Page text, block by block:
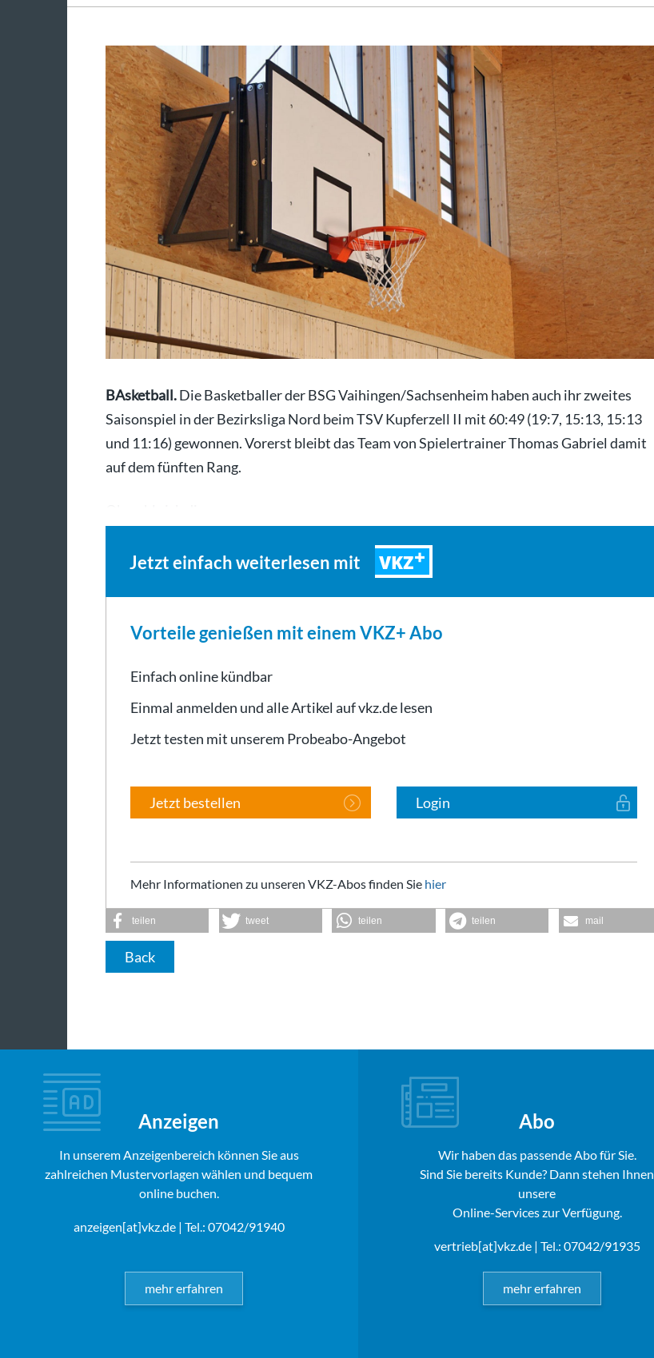
BAsketball.Die Basketballer der BSG Vaihingen/Sachsenheim haben auch ihr zweites
Saisonspiel in der Bezirksliga Nord beim TSV Kupferzell II mit 60:49 (19:7, 15:13, 15:13
und 11:16) gewonnen. Vorerst bleibt das Team von Spielertrainer Thomas Gabriel damit
auf dem fünften Rang.
Jetzt einfach weiterlesen mit VKZ
Vorteile genießen mit einem VKZ+ Abo
Einfach online kündbar
Einmal anmelden und alle Artikel auf vkz.de lesen
Jetzt testen mit unserem Probeabo-Angebot
Jetzt bestellen Login
Mehr Informationen zu unseren VKZ-Abos finden Sie hier
teilen tweet teilen teilen mail
Back
Anzeigen
In unserem Anzeigenbereich können Sie aus
zahlreichen Mustervorlagen wählen und bequem
online buchen.
anzeigen[at]vkz.de| Tel.: 07042/91940
mehr erfahren
Abo
Wir haben das passende Abo für Sie.
Sind Sie bereits Kunde? Dann stehen Ihnen
unsere
Online-Services zur Verfügung.
vertrieb[at]vkz.de| Tel.: 07042/91935
mehr erfahren